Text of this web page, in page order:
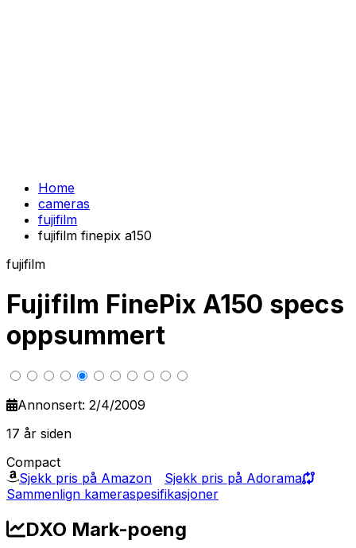
Home
cameras
fujifilm
fujifilm finepix a150
fujifilm
Fujifilm FinePix A150 specs
oppsummert
Annonsert: 2/4/2009
17 år siden
Compact
Sjekk pris på Amazon
Sjekk pris på Adorama
Sammenlign kameraspesifikasjoner
DXO Mark-poeng